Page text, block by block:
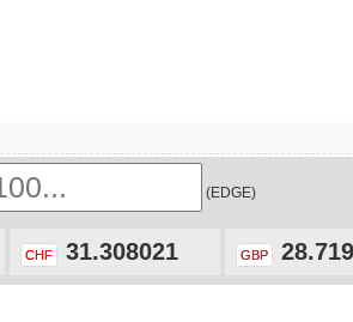
(EDGE)
CHF 31.308021 GBP